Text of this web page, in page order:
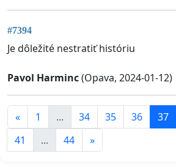
#7394
Je dôležité nestratiť históriu
Pavol Harminc(Opava, 2024-01-12)
« 1 ... 34 35 36 37
41
... 44 »